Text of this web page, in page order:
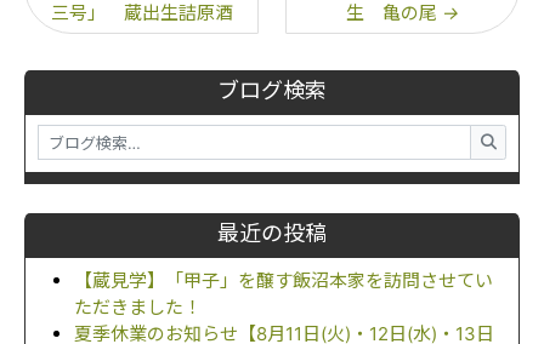
ブログ検索
最近の投稿
【蔵見学】「甲子」を醸す飯沼本家を訪問させてい
ただきました！
夏季休業のお知らせ【8月11日(火)・12日(水)・13日
三号」 蔵出生詰原酒
生 亀の尾 →